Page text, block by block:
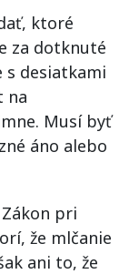
ktoré
za dotknuté
desiatkami
na
Musí byť
áno alebo
pri
že mlčanie
ani to, že